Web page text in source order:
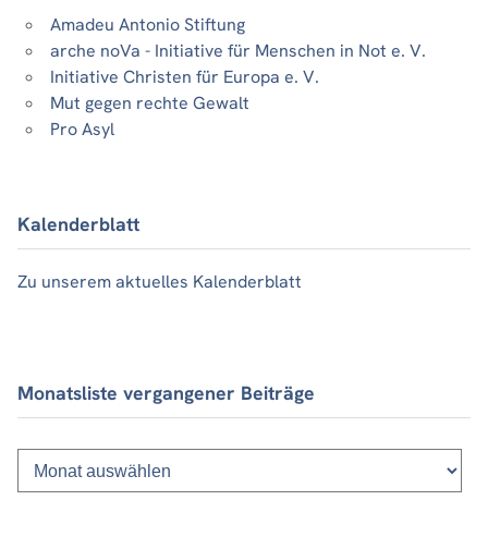
Amadeu Antonio Stiftung
arche noVa - Initiative für Menschen in Not e. V.
Initiative Christen für Europa e. V.
Mut gegen rechte Gewalt
Pro Asyl
Kalenderblatt
Zu unserem aktuelles Kalenderblatt
Monatsliste vergangener Beiträge
Monatsliste
vergangener
Beiträge